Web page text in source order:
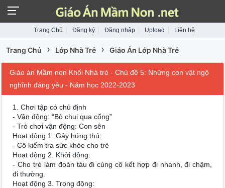
Trang Chủ Đăng ký Đăng nhập Upload Liên hệ
Trang Chủ › Lớp Nhà Trẻ › Giáo Án Lớp Nhà Trẻ
Giáo án Mầm non Khối Nhà trẻ - Chủ đề 5: Những con vật ngộ
nghĩnh đáng yêu - Năm học 2022-2023
1. Chơi tập có chủ định
- Vận động: “Bò chui qua cổng”
- Trò chơi vận động: Con sên
Hoạt động 1: Gây hứng thú:
- Cô kiểm tra sức khỏe cho trẻ
Hoạt động 2. Khởi động:
- Cho trẻ làm đoàn tàu đi cùng cô kết hợp đi nhanh, đi chậm,
đi thường.
Hoạt động 3. Trọng động: